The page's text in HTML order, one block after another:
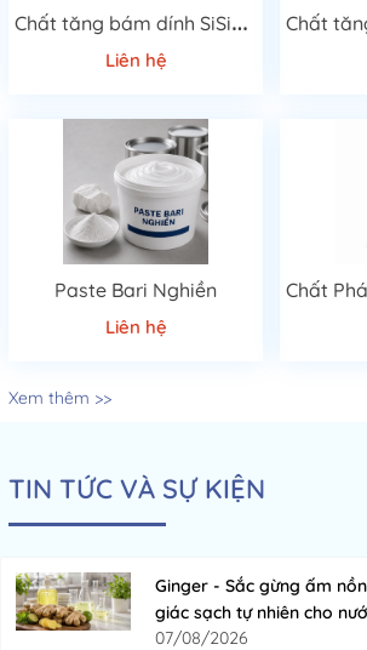
C
hất tăng bám dính SiSiB PC 3100
Liên hệ
Paste Bari Nghiền
Liên hệ
Xem thêm >>
TIN TỨC VÀ SỰ KIỆN
Ginger - Sắc gừng ấm
giác sạch tự nhiên cho
07/08/2026